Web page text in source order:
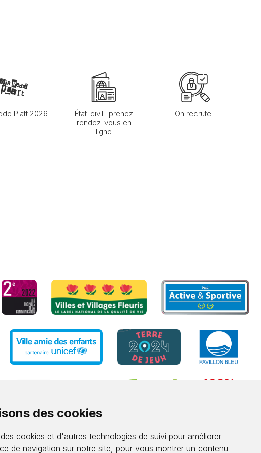
des cookies
cookies et d'autres technologies de suivi pour améliorer
de navigation sur notre site, pour vous montrer un contenu
Platt 2026
État-civil : prenez
rendez-vous en
ligne
On recrute !